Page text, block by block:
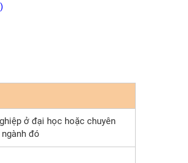
ở đại học hoặc chuyên
đó